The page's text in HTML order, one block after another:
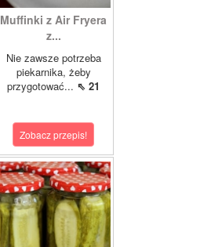
Muffinki z Air Fryera
z...
Nie zawsze potrzeba
piekarnika, żeby
przygotować... ⇖ 21
Zobacz przepis!